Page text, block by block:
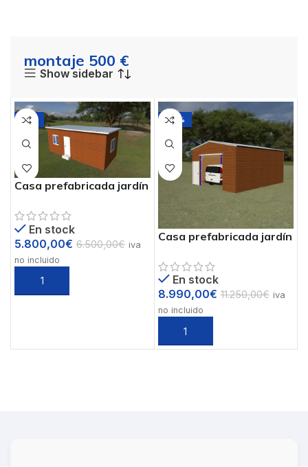
montaje 500 €
Show sidebar
-11%
Casa prefabricada jardín
En stock
5.800,00€ 6.500,00€ iva
no incluido
-20%
Casa prefabricada jardín
En stock
8.990,00€ 11.250,00€ iva
no incluido